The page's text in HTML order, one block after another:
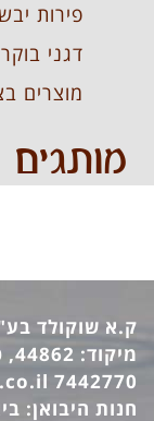
פירות
דגני בוקר
מוצרים
מותגים
7442770